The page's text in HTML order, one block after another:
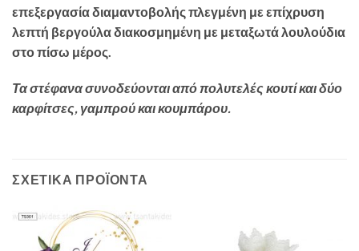
επεξεργασία διαμαντοβολής πλεγμένη με επίχρυση
λεπτή βεργούλα διακοσμημένη με μεταξωτά λουλούδια
στο πίσω μέρος.
Τα στέφανα συνοδεύονται από πολυτελές κουτί και δύο
καρφίτσες, γαμπρού και κουμπάρου.
ΣΧΕΤΙΚΆ ΠΡΟΪΌΝΤΑ